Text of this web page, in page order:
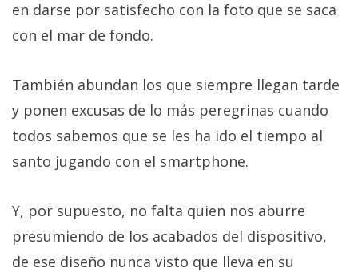
en darse por satisfecho con la foto que se saca
con el mar de fondo.
También abundan los que siempre llegan tarde
y ponen excusas de lo más peregrinas cuando
todos sabemos que se les ha ido el tiempo al
santo jugando con el smartphone.
Y, por supuesto, no falta quien nos aburre
presumiendo de los acabados del dispositivo,
de ese diseño nunca visto que lleva en su